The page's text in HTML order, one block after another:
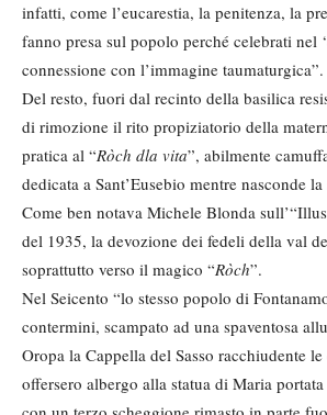
infatti, come l’eucarestia, la penitenza, la
fanno presa sul popolo perché celebrati nel
connessione con l’immagine taumaturgica”.
Del resto, fuori dal recinto della basilica
di rimozione il rito propiziatorio della
pratica al “Ròch dla vita”, abilmente
dedicata a Sant’Eusebio mentre nasconde
Come ben notava Michele Blonda
del 1935, la devozione dei fedeli della val
soprattutto verso il magico “Ròch”.
Nel Seicento “lo stesso popolo di
contermini, scampato ad una spaventosa
Oropa la Cappella del Sasso racchiudente
offersero albergo alla statua di Maria